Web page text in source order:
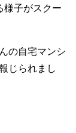
様子がスクー
の自宅マンシ
じられまし